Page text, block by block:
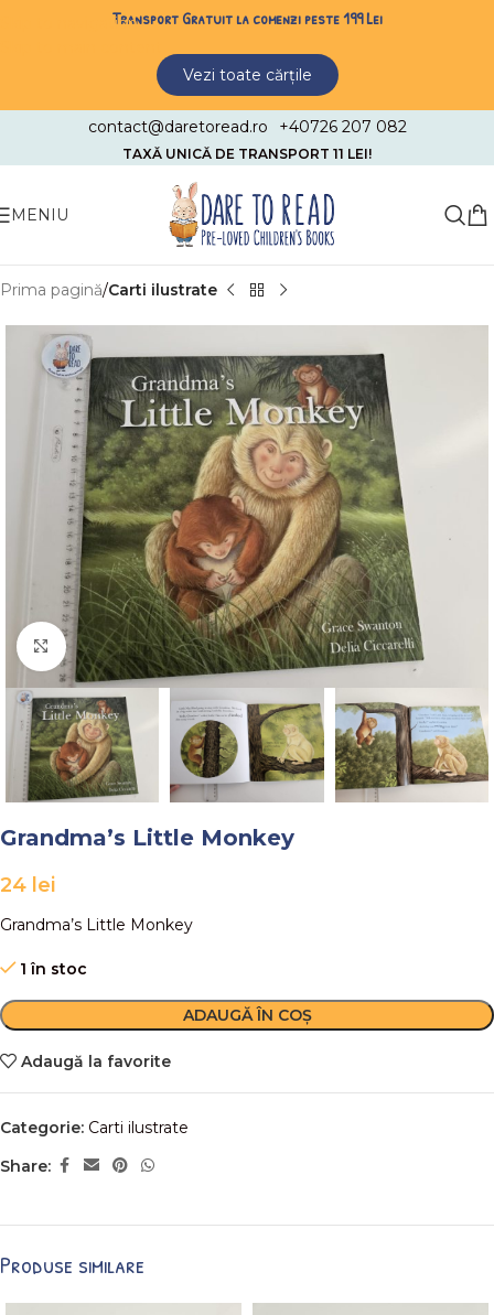
Skip to navigationTransport Gratuit la comenzi peste 199 Lei
Vezi toate cărțile
contact@daretoread.ro +40726 207 082
TAXĂ UNICĂ DE TRANSPORT 11 LEI!
MENIU
Prima pagină Carti ilustrate
Faceți click pentru a mări
Grandma’s Little Monkey
24 lei
Grandma’s Little Monkey
1 în stoc
ADAUGĂ ÎN COȘ
Adaugă la favorite
Categorie: Carti ilustrate
Share:
Produse similare